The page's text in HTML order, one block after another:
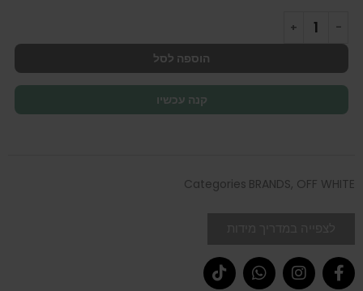
הוספה לסל
קנה עכשיו
Categories BRANDS, OFF WHITE